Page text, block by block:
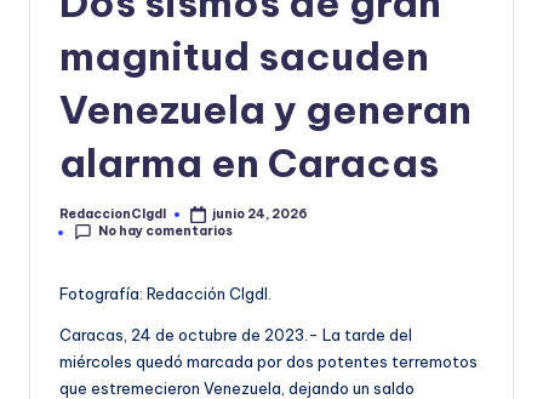
m
magnitud sacuden
Venezuela y generan
alarma en Caracas
Publicado
por
RedaccionCIgdl
junio 24, 2026
No hay comentarios
Fotografía: Redacción CIgdl.
Caracas, 24 de octubre de 2023.- La tarde del
miércoles quedó marcada por dos potentes terremotos
que estremecieron Venezuela, dejando un saldo